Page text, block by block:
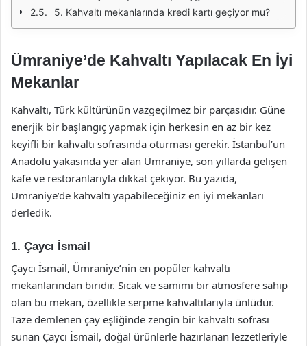
5. Kahvaltı mekanlarında kredi kartı geçiyor mu?
Ümraniye’de Kahvaltı Yapılacak En İyi
Mekanlar
Kahvaltı, Türk kültürünün vazgeçilmez bir parçasıdır. Güne
enerjik bir başlangıç yapmak için herkesin en az bir kez
keyifli bir kahvaltı sofrasında oturması gerekir. İstanbul’un
Anadolu yakasında yer alan Ümraniye, son yıllarda gelişen
kafe ve restoranlarıyla dikkat çekiyor. Bu yazıda,
Ümraniye’de kahvaltı yapabileceğiniz en iyi mekanları
derledik.
1. Çaycı İsmail
Çaycı İsmail, Ümraniye’nin en popüler kahvaltı
mekanlarından biridir. Sıcak ve samimi bir atmosfere sahip
olan bu mekan, özellikle serpme kahvaltılarıyla ünlüdür.
Taze demlenen çay eşliğinde zengin bir kahvaltı sofrası
sunan Çaycı İsmail, doğal ürünlerle hazırlanan lezzetleriyle